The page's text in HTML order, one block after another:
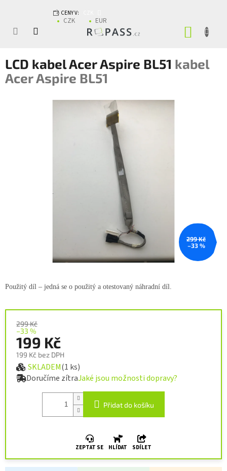
CENY V:
CZK EUR
LCD kabel Acer Aspire BL51 kabel
Acer Aspire BL51
299 Kč
–33 %
299 Kč
–33 %
199 Kč
199 Kč bez DPH
Měrná cena:
SKLADEM(1 ks)
Doručíme zítraJaké jsou možnosti dopravy?
Přidat do košíku
ZEPTAT SE HLÍDAT SDÍLET
Použitý díl – jedná se o použitý a otestovaný náhradní díl.